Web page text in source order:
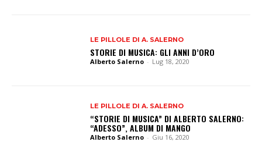
LE PILLOLE DI A. SALERNO
STORIE DI MUSICA: GLI ANNI D’ORO
Alberto Salerno - Lug 18, 2020
LE PILLOLE DI A. SALERNO
“STORIE DI MUSICA” DI ALBERTO SALERNO:
“ADESSO”, ALBUM DI MANGO
Alberto Salerno - Giu 16, 2020